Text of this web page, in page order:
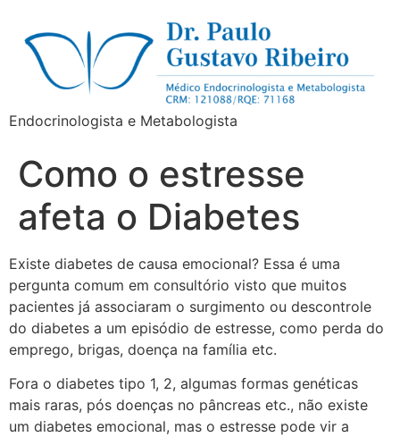
Endocrinologista e Metabologista
Como o estresse
afeta o Diabetes
Existe diabetes de causa emocional? Essa é uma
pergunta comum em consultório visto que muitos
pacientes já associaram o surgimento ou descontrole
do diabetes a um episódio de estresse, como perda do
emprego, brigas, doença na família etc.
Fora o diabetes tipo 1, 2, algumas formas genéticas
mais raras, pós doenças no pâncreas etc., não existe
um diabetes emocional, mas o estresse pode vir a